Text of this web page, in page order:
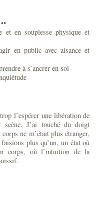
et en souplesse physique et
en public avec aisance et
à s’ancrer en soi
l’espérer une libération de
scène. J’ai touché du doigt
ne m’était plus étranger,
plus qu’un, un état où
corps, où l’intuition de la